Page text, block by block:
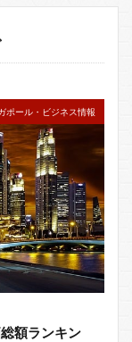
ポール・ビジネス情報
額ランキン